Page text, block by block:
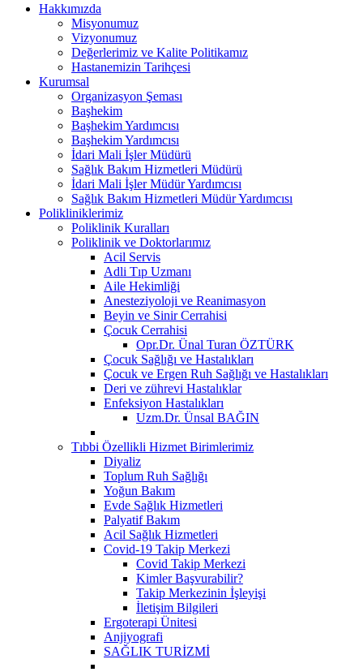
Hakkımızda
Misyonumuz
Vizyonumuz
Değerlerimiz ve Kalite Politikamız
Hastanemizin Tarihçesi
Kurumsal
Organizasyon Şeması
Başhekim
Başhekim Yardımcısı
Başhekim Yardımcısı
İdari Mali İşler Müdürü
Sağlık Bakım Hizmetleri Müdürü
İdari Mali İşler Müdür Yardımcısı
Sağlık Bakım Hizmetleri Müdür Yardımcısı
Polikliniklerimiz
Poliklinik Kuralları
Poliklinik ve Doktorlarımız
Acil Servis
Adli Tıp Uzmanı
Aile Hekimliği
Anesteziyoloji ve Reanimasyon
Beyin ve Sinir Cerrahisi
Çocuk Cerrahisi
Opr.Dr. Ünal Turan ÖZTÜRK
Çocuk Sağlığı ve Hastalıkları
Çocuk ve Ergen Ruh Sağlığı ve Hastalıkları
Deri ve zührevi Hastalıklar
Enfeksiyon Hastalıkları
Uzm.Dr. Ünsal BAĞIN
Tıbbi Özellikli Hizmet Birimlerimiz
Diyaliz
Toplum Ruh Sağlığı
Yoğun Bakım
Evde Sağlık Hizmetleri
Palyatif Bakım
Acil Sağlık Hizmetleri
Covid-19 Takip Merkezi
Covid Takip Merkezi
Kimler Başvurabilir?
Takip Merkezinin İşleyişi
İletişim Bilgileri
Ergoterapi Ünitesi
Anjiyografi
SAĞLIK TURİZMİ